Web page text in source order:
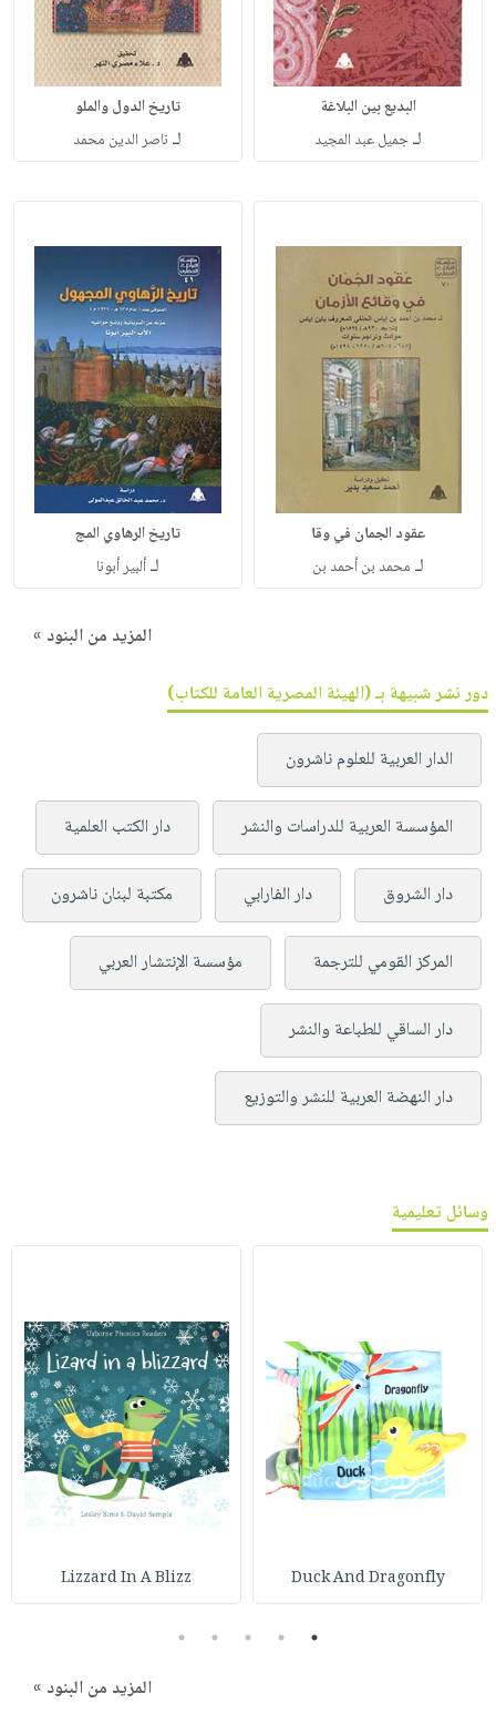
البديع بين البلاغة
لـجميل عبد المجيد
تاريخ الدول والملو
لـ ناصر الدين محمد
عقود الجمان في وقا
لـ محمد بن أحمد بن
تاريخ الرهاوي المج
لـألبير أبونا
المزيد من البنود »
دور نشر شبيهة بـ (الهيئة المصرية العامة للكتاب)
الدار العربية للعلوم ناشرون
المؤسسة العربية للدراسات والنشر دار الكتب العلمية
دار الشروق دار الفارابي مكتبة لبنان ناشرون
المركز القومي للترجمة مؤسسة الإنتشار العربي
دار الساقي للطباعة والنشر
دار النهضة العربية للنشر والتوزيع
وسائل تعليمية
Duck And Dragonfly
Lizzard In A Blizz
1
2
3
4
5
المزيد من البنود »